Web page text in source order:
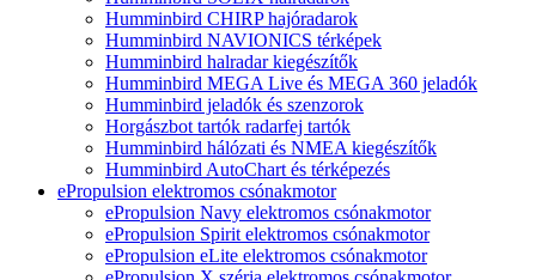
Humminbird CHIRP hajóradarok
Humminbird NAVIONICS térképek
Humminbird halradar kiegészítők
Humminbird MEGA Live és MEGA 360 jeladók
Humminbird jeladók és szenzorok
Horgászbot tartók radarfej tartók
Humminbird hálózati és NMEA kiegészítők
Humminbird AutoChart és térképezés
ePropulsion elektromos csónakmotor
ePropulsion Navy elektromos csónakmotor
ePropulsion Spirit elektromos csónakmotor
ePropulsion eLite elektromos csónakmotor